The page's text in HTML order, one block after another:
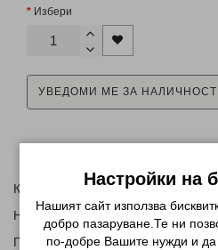
Избери
УВЕДОМИ МЕ ЗА НАЛИЧНОСТ
Красиви и модерни ластици за
Най-различни цветове - да
Предлагат се и в класическото
Настройки на
Нашият сайт използва
добро пазаруване.Те ни
по-добре Вашите нужди и